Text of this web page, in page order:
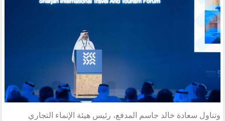
وتناول سعادة خالد جاسم المدفع، رئيس هيئة الإنماء التجاري